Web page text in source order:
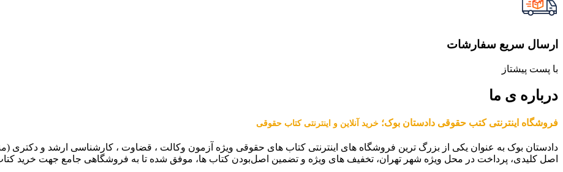
ارسال سریع سفارشات
با پست پیشتاز
درباره ی ما
فروشگاه اینترنتی کتب حقوقی دادستان بوک؛ خرید آنلاین و اینترنتی کتاب حقوقی
دادستان بوک به عنوان یکی از بزرگ ترین فروشگاه های اینترنتی کتاب های حقوقی ویژه آزمون وکالت ، قضاوت ، کارشناسی ارشد و دکتری
اصل کلیدی، پرداخت در محل ویژه شهر تهران، تخفیف های ویژه و تضمین اصل‌بودن کتاب ها، موفق شده تا به فروشگاهی جامع جهت خرید